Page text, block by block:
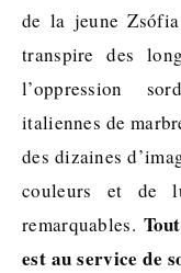
de la jeune
transpire des
l’oppression
italiennes de
des dizaines
couleurs et de
remarquables.
est au service de